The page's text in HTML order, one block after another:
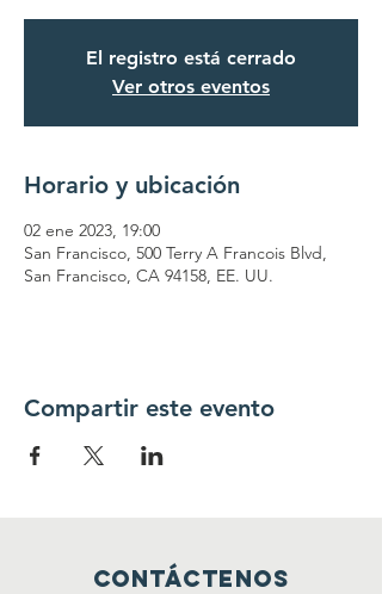
El registro está cerrado
Ver otros eventos
Horario y ubicación
02 ene 2023, 19:00
San Francisco, 500 Terry A Francois Blvd,
San Francisco, CA 94158, EE. UU.
Compartir este evento
Contáctenos